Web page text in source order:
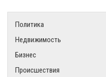
Политика
Недвижимость
Бизнес
Происшествия